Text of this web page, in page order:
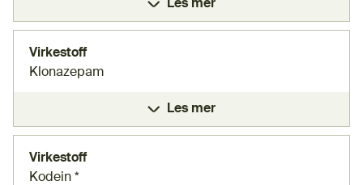
Les mer
Virkestoff
Klonazepam
Les mer
Virkestoff
Kodein *